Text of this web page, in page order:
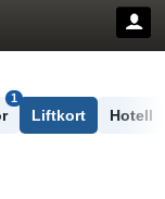
1
Liftkort Hotell